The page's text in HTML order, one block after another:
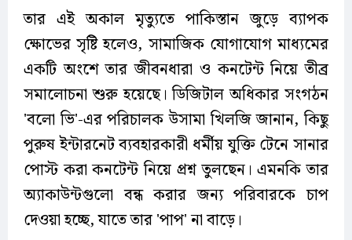
তার এই অকাল মৃত্যুতে পাকিস্তান জুড়ে ব্যাপক
ক্ষোভের সৃষ্টি হলেও, সামাজিক যোগাযোগ মাধ্যমের
একটি অংশে তার জীবনধারা ও কনটেন্ট নিয়ে তীব্র
সমালোচনা শুরু হয়েছে। ডিজিটাল অধিকার সংগঠন
'বলো ভি'-এর পরিচালক উসামা খিলজি জানান, কিছু
পুরুষ ইন্টারনেট ব্যবহারকারী ধর্মীয় যুক্তি টেনে সানার
পোস্ট করা কনটেন্ট নিয়ে প্রশ্ন তুলছেন। এমনকি তার
অ্যাকাউন্টগুলো বন্ধ করার জন্য পরিবারকে চাপ
দেওয়া হচ্ছে, যাতে তার 'পাপ' না বাড়ে।